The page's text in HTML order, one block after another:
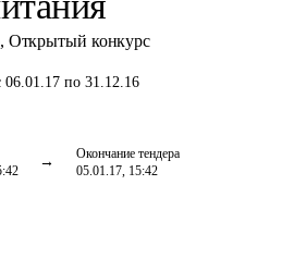
, Открытый конкурс
06.01.17 по 31.12.16
Окончание тендера
05.01.17, 15:42